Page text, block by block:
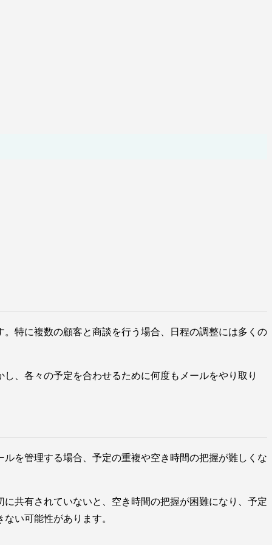
特に複数の顧客と商談を行う場合、日程の調整には多くの
、各々の予定を合わせるために何度もメールをやり取り
を管理する場合、予定の重複や空き時間の把握が難しくな
共有されていないと、空き時間の把握が困難になり、予定
い可能性があります。